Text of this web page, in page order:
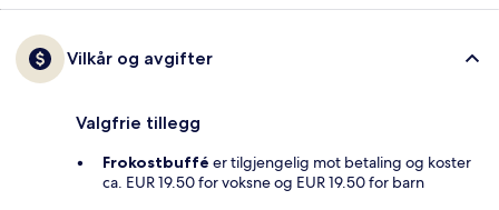
Vilkår og avgifter
Valgfrie tillegg
Frokostbuffé er tilgjengelig mot betaling og koster
ca. EUR 19.50 for voksne og EUR 19.50 for barn